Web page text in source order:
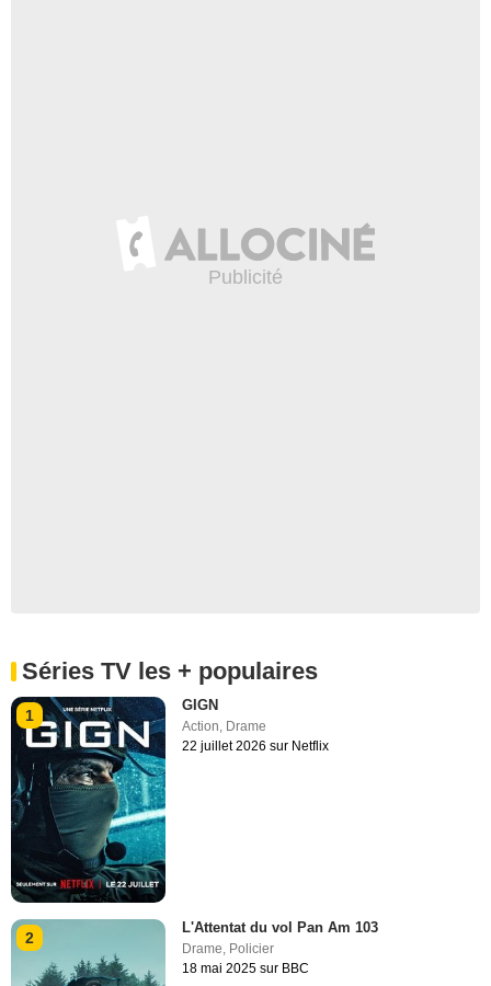
Séries TV les + populaires
1
GIGN
Action, Drame
22 juillet 2026 sur Netflix
2
L'Attentat du vol Pan Am 103
Drame, Policier
18 mai 2025 sur BBC